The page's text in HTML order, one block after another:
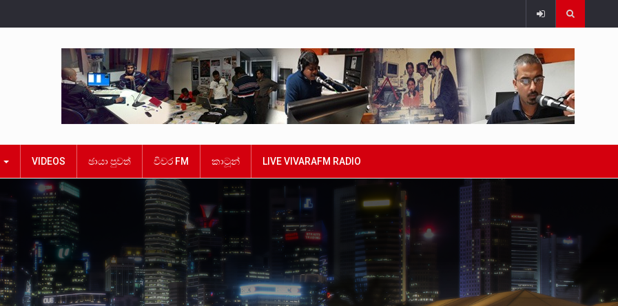
VIDEOS ඡායා පුවත් විවර FM කාටූන් LIVE VIVARAFM RADIO